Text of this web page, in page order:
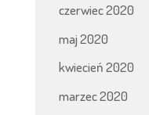
czerwiec 2020
maj 2020
kwiecień 2020
marzec 2020